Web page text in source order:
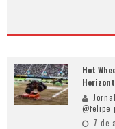
Hot
7 de